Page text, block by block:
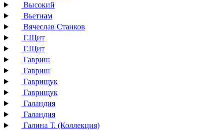
Высокий
Вьетнам
Вячеслав Станков
Г.Щит
Г.Щит
Гавриш
Гавриш
Гаврищук
Гаврищук
Галандия
Галандия
Галина Т. (Коллекция)